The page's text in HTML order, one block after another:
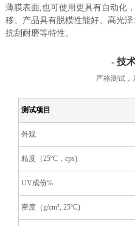
薄膜表面,也可使用更具有自动化
移。产品具有脱模性能好、高光
抗刮耐磨等特性。
- 技
严格测试，
测试项目
外观
粘度（25ºC，cps)
UV成份%
密度（g/cm³, 25ºC)